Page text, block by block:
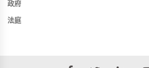
政府
法庭